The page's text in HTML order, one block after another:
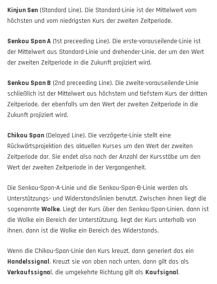
Kinjun Sen (Standard Line). Die Standard-Linie ist der Mittelwert vom
höchsten und vom niedrigsten Kurs der zweiten Zeitperiode.
Senkou Span A (1st preceeding Line). Die erste-vorauseilende-Linie ist
der Mittelwert aus Standard-Linie und drehender-Linie, der um den Wert
der zweiten Zeitperiode in die Zukunft projiziert wird.
Senkou Span B (2nd preceeding Line). Die zweite-vorauseilende-Linie
schließlich ist der Mittelwert aus höchstem und tiefstem Kurs der dritten
Zeitperiode, der ebenfalls um den Wert der zweiten Zeitperiode in die
Zukunft projiziert wird.
Chikou Span (Delayed Line). Die verzögerte-Linie stellt eine
Rückwärtsprojektion des aktuellen Kurses um den Wert der zweiten
Zeitperiode dar. Sie endet also nach der Anzahl der Kursstäbe um den
Wert der zweiten Zeitperiode in der Vergangenheit.
Die Senkou-Span-A-Linie und die Senkou-Span-B-Linie werden als
Unterstützungs- und Widerstandslinien benutzt. Zwischen ihnen liegt die
sogenannte Wolke. Liegt der Kurs über den Senkou-Span-Linien, dann ist
die Wolke ein Bereich der Unterstützung, liegt der Kurs unterhalb von
ihnen, dann ist die Wolke ein Bereich des Widerstands.
Wenn die Chikou-Span-Linie den Kurs kreuzt, dann generiert das ein
Handelssignal. Kreuzt sie von oben nach unten, dann gilt das als
Verkaufssignal, die umgekehrte Richtung gilt als Kaufsignal.